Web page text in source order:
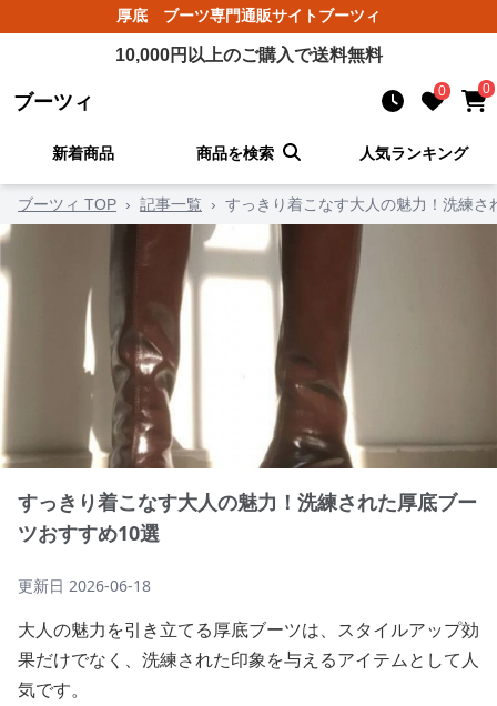
厚底 ブーツ専門通販サイトブーツィ
10,000円以上のご購入で送料無料
ブーツィ 0 0
新着商品 商品を検索 人気ランキング
ブーツィ TOP › 記事一覧 › すっきり着こなす大人の魅力！洗練
すっきり着こなす大人の魅力！洗練された厚底ブー
ツおすすめ10選
更新日 2026-06-18
大人の魅力を引き立てる厚底ブーツは、スタイルアップ効
果だけでなく、洗練された印象を与えるアイテムとして人
気です。